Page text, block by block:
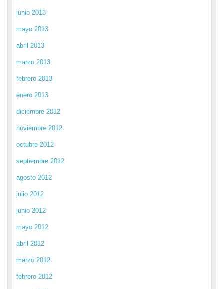
junio 2013
mayo 2013
abril 2013
marzo 2013
febrero 2013
enero 2013
diciembre 2012
noviembre 2012
octubre 2012
septiembre 2012
agosto 2012
julio 2012
junio 2012
mayo 2012
abril 2012
marzo 2012
febrero 2012